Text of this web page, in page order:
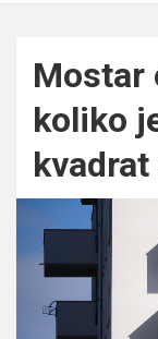
Mostar
koliko